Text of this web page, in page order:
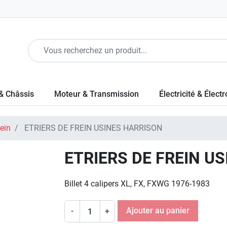
Châssis Moteur & Transmission Électricité &
ETRIERS DE FREIN USINES HARRISON
ETRIERS DE FREIN
Billet 4 calipers XL, FX, FXWG 1976-1983
- + Ajouter au panier